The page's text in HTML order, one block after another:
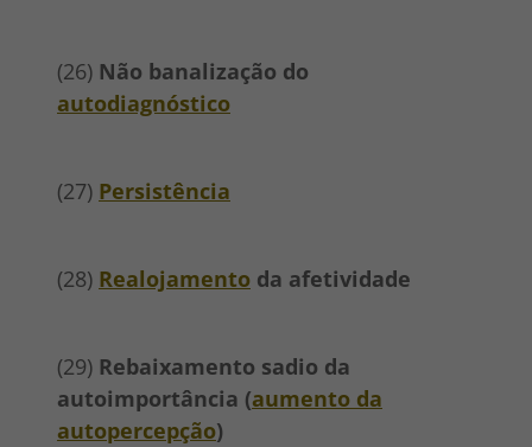
(26) Não banalização do
autodiagnóstico
(27) Persistência
(28) Realojamento da afetividade
(29) Rebaixamento sadio da
autoimportância (aumento da
autopercepção)